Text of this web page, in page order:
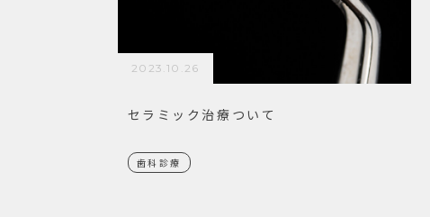
2023.10.26
セラミック治療ついて
歯科診療